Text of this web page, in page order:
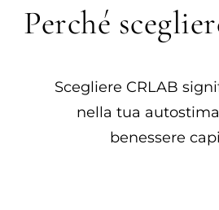
Perché
Scegliere CRLAB
nella tua
benessere